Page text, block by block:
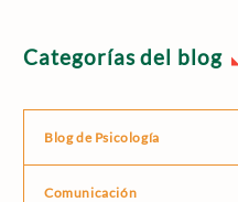
Categorías del blog
Blog de Psicología
Comunicación